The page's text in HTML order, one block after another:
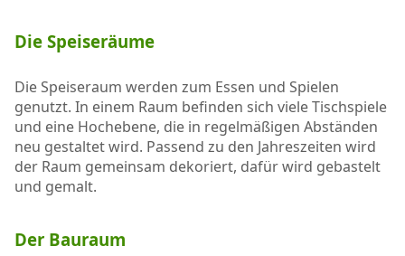
Die Speiseräume
Die Speiseraum werden zum Essen und Spielen
genutzt. In einem Raum befinden sich viele Tischspiele
und eine Hochebene, die in regelmäßigen Abständen
neu gestaltet wird. Passend zu den Jahreszeiten wird
der Raum gemeinsam dekoriert, dafür wird gebastelt
und gemalt.
Der Bauraum